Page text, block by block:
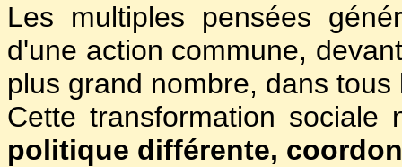
Les multiples pensées
d'une action commune,
plus grand nombre, dans tous
Cette transformation
politique différente,